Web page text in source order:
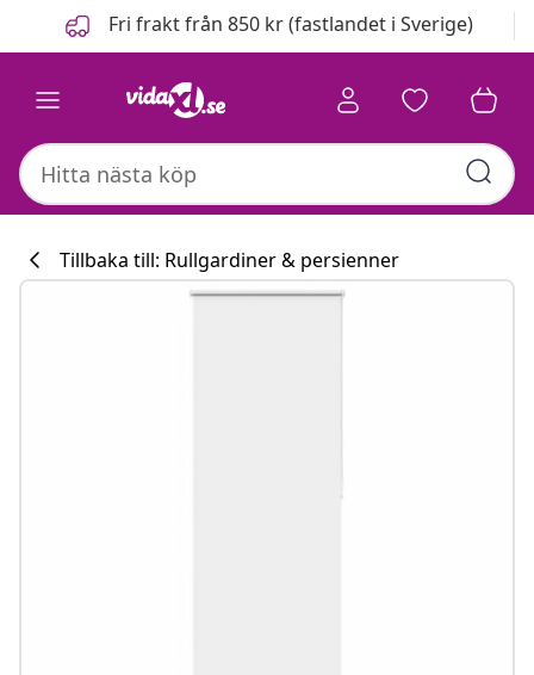
FöregåendeFri frakt från 850 kr (fastlandet i Sverige)
Tillbaka till: Rullgardiner & persienner